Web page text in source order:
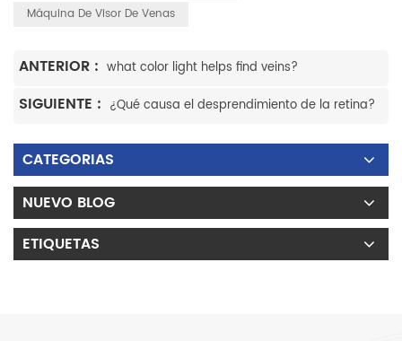
Máquina De Visor De Venas
ANTERIOR : what color light helps find veins?
SIGUIENTE : ¿Qué causa el desprendimiento de la retina?
CATEGORIAS
NUEVO BLOG
ETIQUETAS